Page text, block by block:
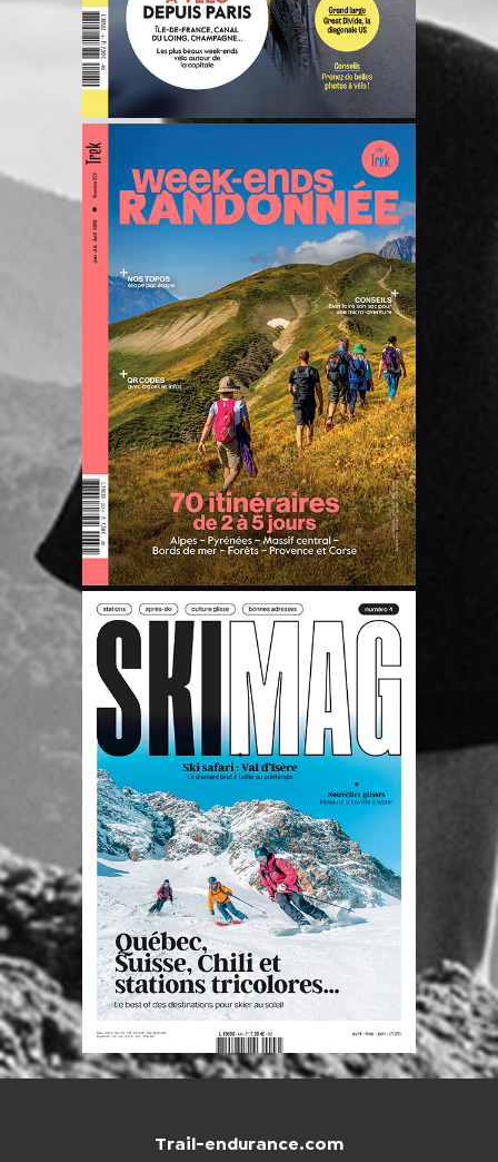
Trail-endurance.com